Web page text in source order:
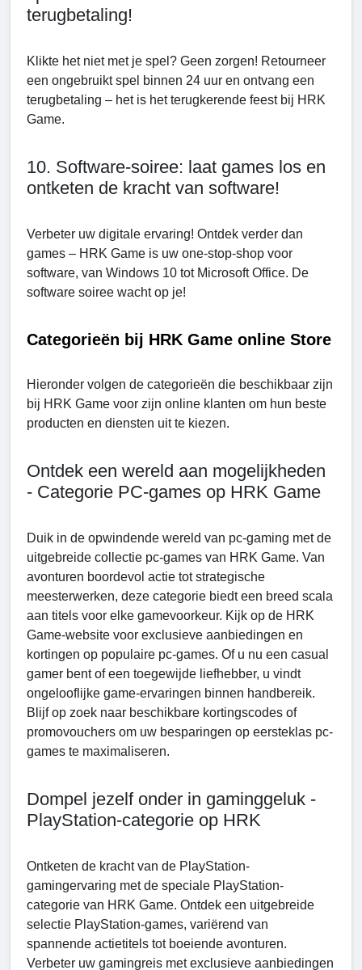
terugbetaling!
Klikte het niet met je spel? Geen zorgen! Retourneer
een ongebruikt spel binnen 24 uur en ontvang een
terugbetaling – het is het terugkerende feest bij HRK
Game.
10. Software-soiree: laat games los en
ontketen de kracht van software!
Verbeter uw digitale ervaring! Ontdek verder dan
games – HRK Game is uw one-stop-shop voor
software, van Windows 10 tot Microsoft Office. De
software soirее wacht op je!
Categorieën bij HRK Game online Store
Hieronder volgen de categorieën die beschikbaar zijn
bij HRK Game voor zijn online klanten om hun beste
producten en diensten uit te kiezen.
Ontdek een wereld aan mogelijkheden
- Categorie PC-games op HRK Game
Duik in de opwindende wereld van pc-gaming met de
uitgebreide collectie pc-games van HRK Game. Van
avonturen boordevol actie tot strategische
meesterwerken, deze categorie biedt een breed scala
aan titels voor elke gamevoorkeur. Kijk op de HRK
Game-website voor exclusieve aanbiedingen en
kortingen op populaire pc-games. Of u nu een casual
gamer bent of een toegewijde liefhebber, u vindt
ongelooflijke game-ervaringen binnen handbereik.
Blijf op zoek naar beschikbare kortingscodes of
promovouchers om uw besparingen op eersteklas pc-
games te maximaliseren.
Dompel jezelf onder in gaminggeluk -
PlayStation-categorie op HRK
Ontketen de kracht van de PlayStation-
gamingervaring met de speciale PlayStation-
categorie van HRK Game. Ontdek een uitgebreide
selectie PlayStation-games, variërend van
spannende actietitels tot boeiende avonturen.
Verbeter uw gamingreis met exclusieve aanbiedingen